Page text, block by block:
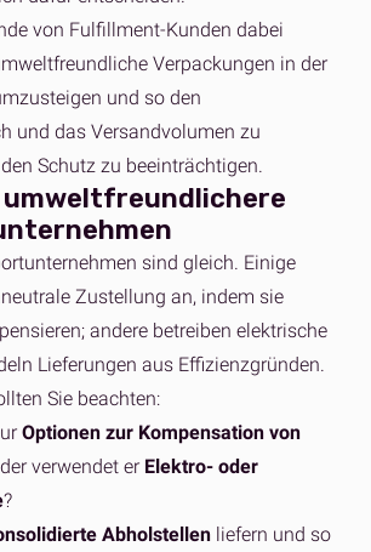
von Fulfillment-Kunden dabei
Verpackungen in der
und so den
und das Versandvolumen zu
Schutz zu beeinträchtigen.
umweltfreundlichere
sind gleich. Einige
Zustellung an, indem sie
andere betreiben elektrische
Lieferungen aus Effizienzgründen.
Sie beachten:
Optionen zur Kompensation von
verwendet er Elektro- oder
?
Abholstellen liefern und so